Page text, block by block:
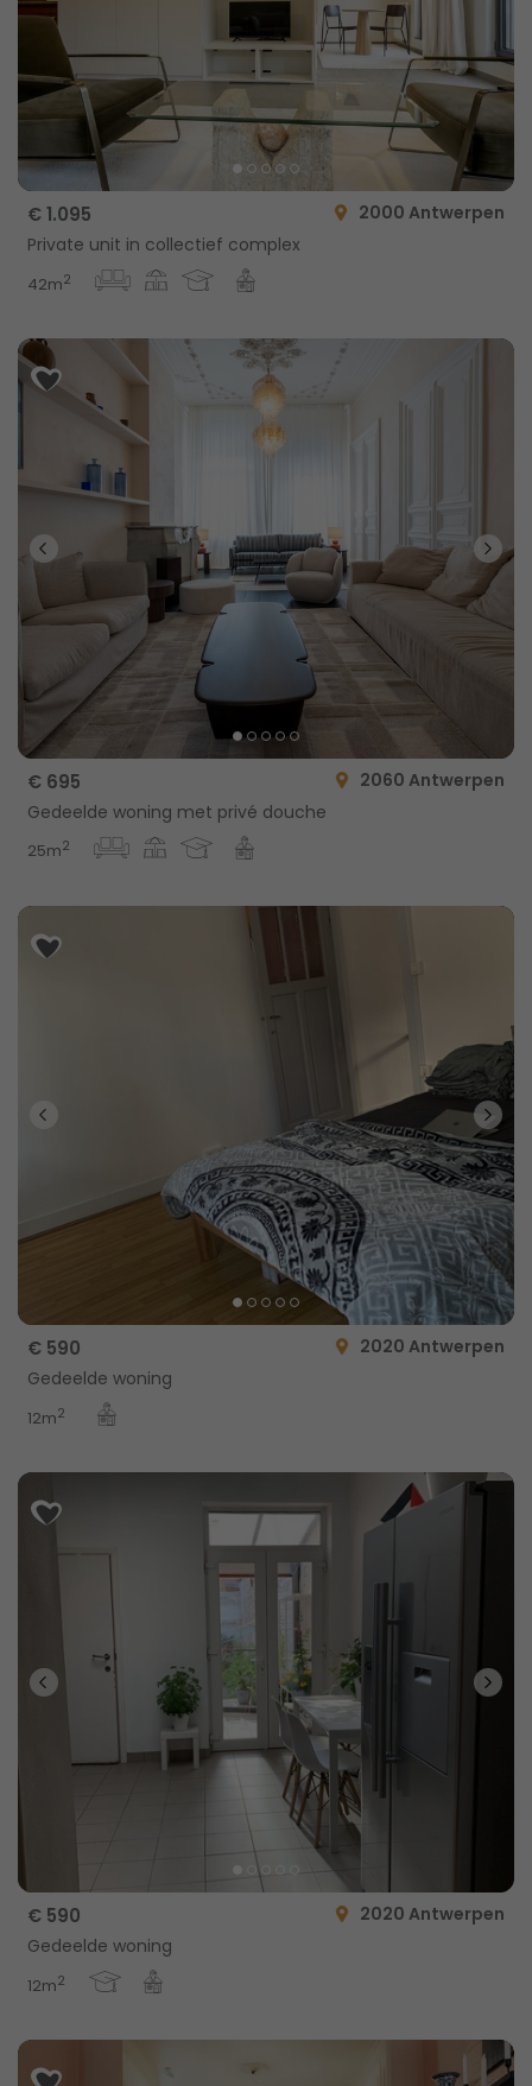
€ 1.095
2000 Antwerpen
Private unit in collectief complex
42m2
€ 695
2060 Antwerpen
Gedeelde woning met privé douche
25m2
€ 590
2020 Antwerpen
Gedeelde woning
12m2
€ 590
2020 Antwerpen
Gedeelde woning
12m2